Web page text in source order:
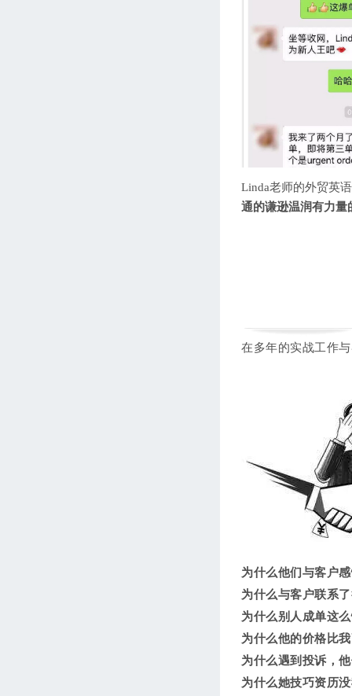
Linda老师的外贸英
通的谦逊温润有力量
在多年的实战工作
为什么他们与客户
为什么与客户联系
为什么别人成单这
为什么他的价格比
为什么遇到投诉，
为什么她技巧资历